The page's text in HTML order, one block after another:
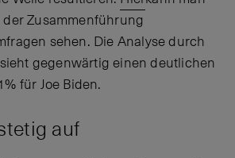
Zusammenführung
sehen. Die Analyse durch
gegenwärtig einen deutlichen
für Joe Biden.
auf